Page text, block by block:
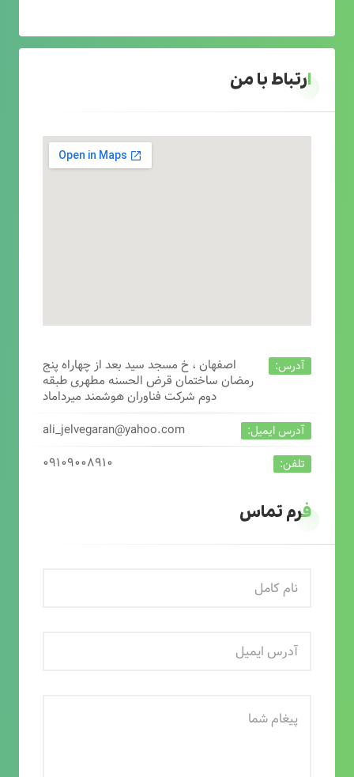
ارتباط با من
آدرس:
اصفهان ، خ مسجد سید بعد از چهاراه پنج
رمضان ساختمان قرض الحسنه مطهری طبقه
دوم شرکت فناوران هوشمند میرداماد
آدرس ایمیل: ali_jelvegaran@yahoo.com
تلفن: ۰۹۱۰۹۰۰۸۹۱۰
فرم تماس